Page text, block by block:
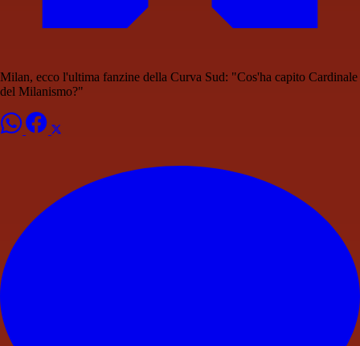
Milan, ecco l'ultima fanzine della Curva Sud: "Cos'ha capito Cardinale
del Milanismo?"